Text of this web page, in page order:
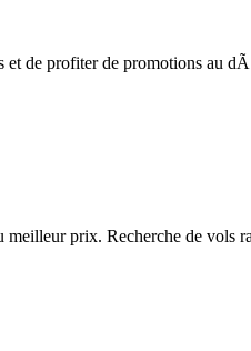
de profiter de promotions au
prix. Recherche de vols